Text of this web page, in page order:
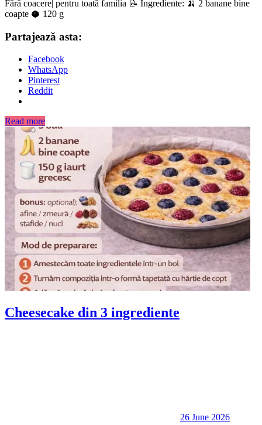
Fără coacere| pentru toată familia 📝 Ingrediente: 🍌 2 banane bine
coapte 🥥 120 g
Partajează asta:
Facebook
WhatsApp
Pinterest
Reddit
Read more
Cheesecake din 3 ingrediente
26 June 2026